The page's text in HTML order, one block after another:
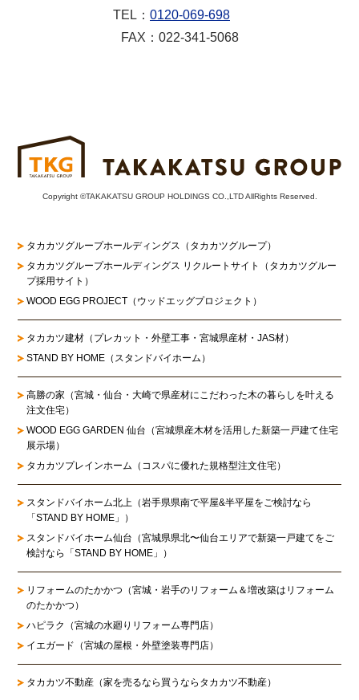
TEL： 0120-069-698
FAX：022-341-5068
Copyright ©TAKAKATSU GROUP HOLDINGS CO.,LTD AllRights Reserved.
タカカツグループホールディングス（タカカツグループ）
タカカツグループホールディングス リクルートサイト
（タカカツグルー
プ採用サイト）
WOOD EGG PROJECT（ウッドエッグプロジェクト）
タカカツ建材（プレカット・外壁工事・宮城県産材・JAS材）
STAND BY HOME（スタンドバイホーム）
高勝の家 （宮城・仙台・大崎で県産材にこだわった木の暮らしを叶える
注文住宅）
WOOD EGG GARDEN 仙台（宮城県産木材を活用した新築一戸建て住宅
展示場）
タカカツプレインホーム（コスパに優れた規格型注文住宅）
スタンドバイホーム北上 （岩手県県南で平屋&半平屋をご検討なら
「STAND BY HOME」）
スタンドバイホーム仙台 （宮城県県北〜仙台エリアで新築一戸建てをご
検討なら「STAND BY HOME」）
リフォームのたかかつ （宮城・岩手のリフォーム＆増改築はリフォーム
のたかかつ）
ハピラク（宮城の水廻りリフォーム専門店）
イエガード（宮城の屋根・外壁塗装専門店）
タカカツ不動産（家を売るなら買うならタカカツ不動産）